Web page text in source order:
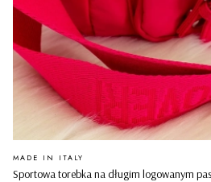
Sportowa torebka na długim logowanym
PRODUCENT
MADE IN ITALY